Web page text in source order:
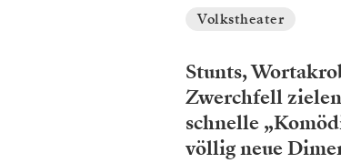
Volkstheater
Stunts,
Zwerchfell
schnelle
völlig neue